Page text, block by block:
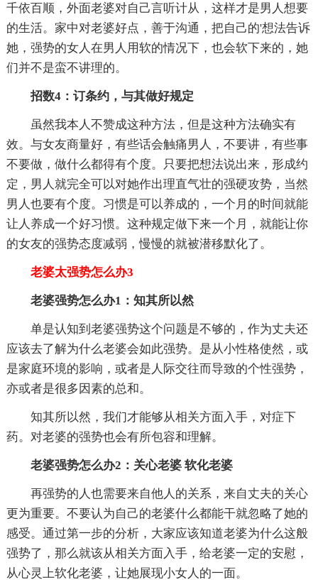
千依百顺，外面老婆对自己言听计从，这样才是男人想要
的生活。家中对老婆好点，善于沟通，把自己的'想法告诉
她，强势的女人在男人用软的情况下，也会软下来的，她
们并不是蛮不讲理的。
招数4：订条约，与其做好规定
虽然我本人不赞成这种方法，但是这种方法确实有
效。与女友商量好，有些话会触痛男人，不要讲，有些事
不要做，做什么都得有个度。只要把想法说出来，形成约
定，男人就完全可以对她作出理直气壮的强硬攻势，当然
男人也要有个度。习惯是可以养成的，一个月的时间就能
让人养成一个好习惯。这种规定做下来一个月，就能让你
的女友的强势态度减弱，慢慢的就被潜移默化了。
老婆太强势怎么办3
老婆强势怎么办1：知其所以然
单是认知到老婆强势这个问题是不够的，作为丈夫还
应该去了解为什么老婆会如此强势。是从小性格使然，或
是家庭环境的影响，或者是人际交往而导致的个性强势，
亦或者是很多因素的总和。
知其所以然，我们才能够从相关方面入手，对症下
药。对老婆的强势也会有所包容和理解。
老婆强势怎么办2：关心老婆 软化老婆
再强势的人也需要来自他人的关系，来自丈夫的关心
更为重要。不要认为自己的老婆什么都能干就忽略了她的
感受。通过第一步的分析，大家应该知道老婆为什么这般
强势了，那么就该从相关方面入手，给老婆一定的安慰，
从心灵上软化老婆，让她展现小女人的一面。